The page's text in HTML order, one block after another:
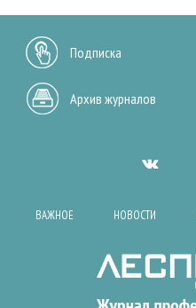
Подписка
Архив журналов
ВАЖНОЕ НОВОСТИ